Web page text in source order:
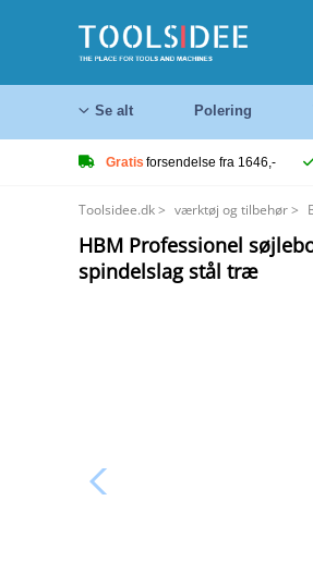
Se alt Polering
Gratis forsendelse fra 1646,-
Toolsidee.dk> værktøj og tilbehør>
HBM Professionel
spindelslag stål træ